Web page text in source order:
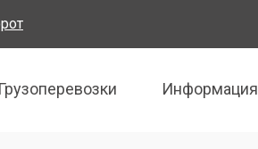
Грузоперевозки Информация